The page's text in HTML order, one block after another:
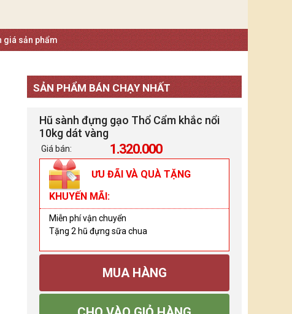
giá sản phẩm
SẢN PHẨM BÁN CHẠY NHẤT
Hũ sành đựng gạo Thổ Cẩm khắc nổi
10kg dát vàng
Giá bán: 1.320.000
ƯU ĐÃI VÀ QUÀ TẶNG
KHUYẾN MÃI:
Miễn phí vận chuyển
Tặng 2 hũ đựng sữa chua
MUA HÀNG